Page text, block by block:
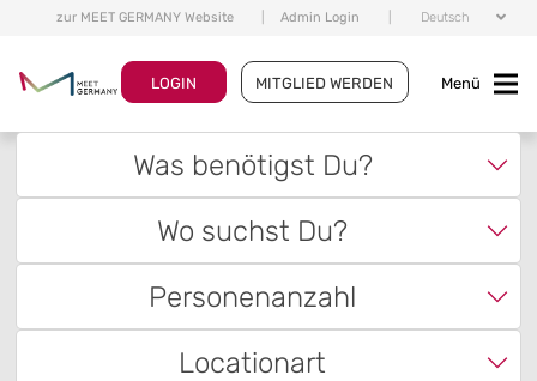
zur MEET GERMANY Website Admin Login Deutsch
LOGIN MITGLIED WERDEN Menü
Was benötigst Du?
Wo suchst Du?
Personenanzahl
Locationart